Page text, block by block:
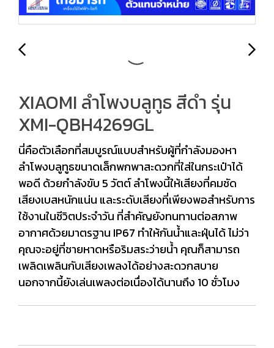
XIAOMI ลำโพงบลูทูธ สีดำ รุ่น
XMI-QBH4269GL
นี่คือตัวเลือกที่สมบูรณ์แบบสำหรับผู้ที่กำลังมองหา
ลำโพงบลูทูธขนาดเล็กพกพาสะดวกที่ใส่ในกระเป๋าได้
พอดี ด้วยกำลังขับ 5 วัตต์ ลำโพงนี้ให้เสียงที่คมชัด
เสียงเบสหนักแน่น และระดับเสียงที่เพียงพอสำหรับการ
ใช้งานในชีวิตประจำวัน ที่สำคัญยังทนทานต่อสภาพ
อากาศด้วยมาตรฐาน IP67 ทำให้กันน้ำและฝุ่นได้ ไม่ว่า
คุณจะอยู่ที่ชายหาดหรือริมสระว่ายน้ำ คุณก็สามารถ
เพลิดเพลินกับเสียงเพลงได้อย่างสะดวกสบาย
นอกจากนี้ยังเล่นเพลงต่อเนื่องได้นานถึง 10 ชั่วโมง